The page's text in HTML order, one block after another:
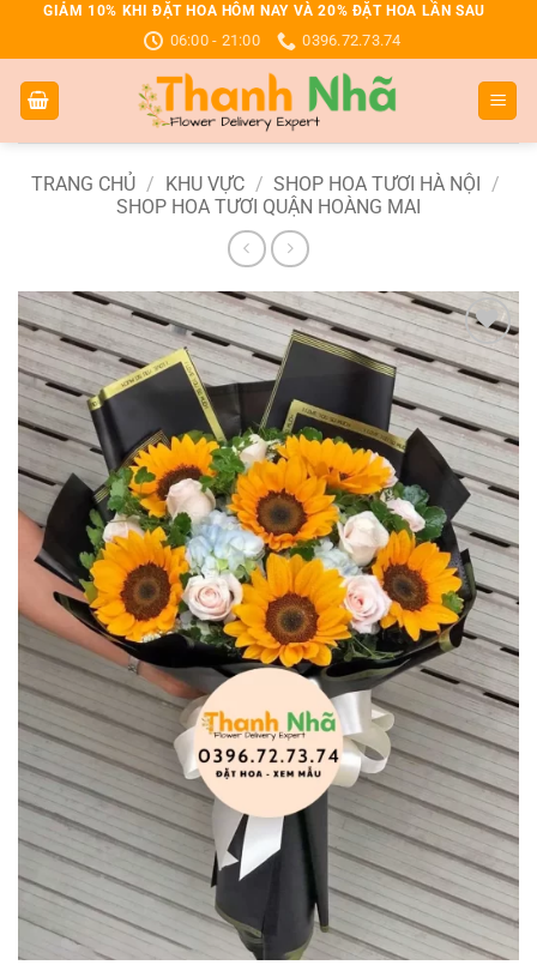
dung
GIẢM 10% KHI ĐẶT HOA HÔM NAY VÀ 20% ĐẶT HOA LẦN SAU
06:00 - 21:00 0396.72.73.74
TRANG CHỦ / KHU VỰC / SHOP HOA TƯƠI HÀ NỘI /
SHOP HOA TƯƠI QUẬN HOÀNG MAI
Add to
wishlist